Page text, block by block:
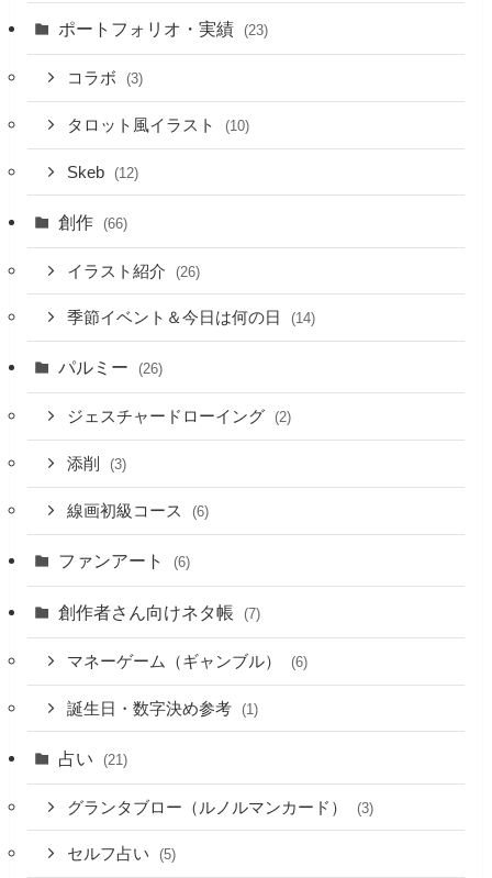
ポートフォリオ・実績 (23)
コラボ (3)
タロット風イラスト (10)
Skeb (12)
創作 (66)
イラスト紹介 (26)
季節イベント＆今日は何の日 (14)
パルミー (26)
ジェスチャードローイング (2)
添削 (3)
線画初級コース (6)
ファンアート (6)
創作者さん向けネタ帳 (7)
マネーゲーム（ギャンブル） (6)
誕生日・数字決め参考 (1)
占い (21)
グランタブロー（ルノルマンカード） (3)
セルフ占い (5)